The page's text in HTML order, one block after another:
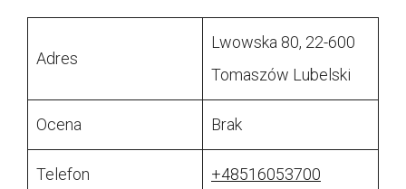
Adres
Lwowska 80, 22-600
Tomaszów Lubelski
Ocena Brak
Telefon +48516053700